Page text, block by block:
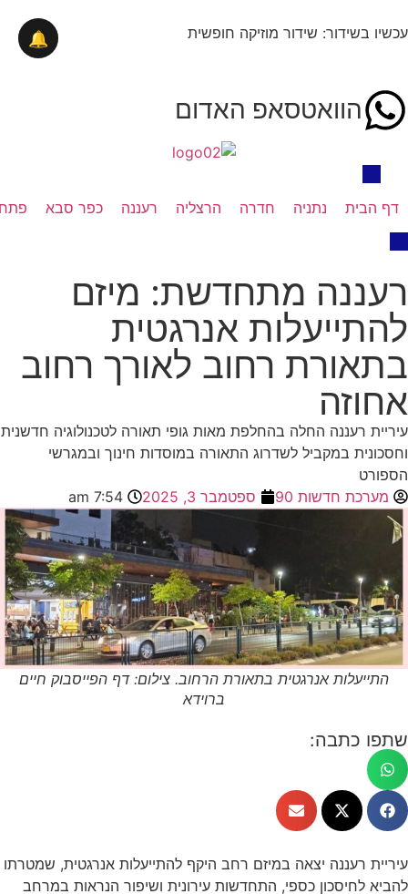
עכשיו בשידור: שידור מוזיקה חופשית
הוואטסאפ האדום
דף הבית נתניה חדרה הרצליה רעננה כפר סבא
רעננה מתחדשת: מיזם
להתייעלות אנרגטית
בתאורת רחוב לאורך רחוב
אחוזה
עיריית רעננה החלה בהחלפת מאות גופי תאורה לטכנולוגיה חדשנית
וחסכונית במקביל לשדרוג התאורה במוסדות חינוך ובמגרשי
הספורט
מערכת חדשות 90
ספטמבר 3, 2025 7:54 am
התייעלות אנרגטית בתאורת הרחוב. צילום: דף הפייסבוק חיים
ברוידא
שתפו כתבה:
עיריית רעננה יצאה במיזם רחב היקף להתייעלות אנרגטית, שמטרתו
להביא לחיסכון כספי, התחדשות עירונית ושיפור הנראות במרחב
🔔